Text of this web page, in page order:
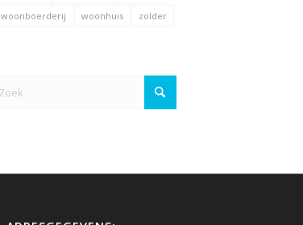
woonboerderij
woonhuis zolder